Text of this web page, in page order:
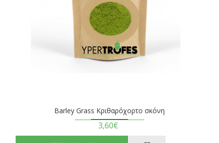
Barley Grass Κριθαρόχορτο σκόνη
3,60€